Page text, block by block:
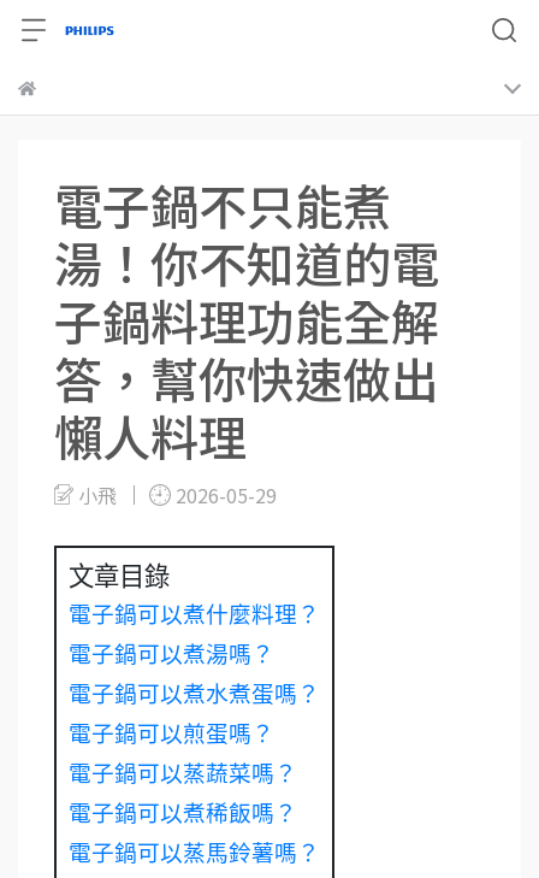
電子鍋不只能煮
湯！你不知道的電
子鍋料理功能全解
答，幫你快速做出
懶人料理
小飛 2026-05-29
文章目錄
電子鍋可以煮什麼料理？
電子鍋可以煮湯嗎？
電子鍋可以煮水煮蛋嗎？
電子鍋可以煎蛋嗎？
電子鍋可以蒸蔬菜嗎？
電子鍋可以煮稀飯嗎？
電子鍋可以蒸馬鈴薯嗎？